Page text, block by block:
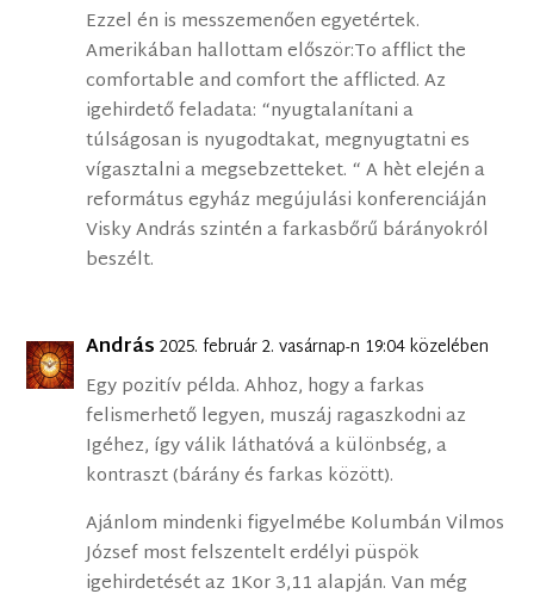
Ezzel én is messzemenően egyetértek.
Amerikában hallottam először:To afflict the
comfortable and comfort the afflicted. Az
igehirdető feladata: “nyugtalanítani a
túlságosan is nyugodtakat, megnyugtatni es
vígasztalni a megsebzetteket. “ A hèt elején a
református egyház megújulási konferenciáján
Visky András szintén a farkasbőrű bárányokról
beszélt.
András 2025. február 2. vasárnap-n 19:04 közelében
Egy pozitív példa. Ahhoz, hogy a farkas
felismerhető legyen, muszáj ragaszkodni az
Igéhez, így válik láthatóvá a különbség, a
kontraszt (bárány és farkas között).
Ajánlom mindenki figyelmébe Kolumbán Vilmos
József most felszentelt erdélyi püspök
igehirdetését az 1Kor 3,11 alapján. Van még